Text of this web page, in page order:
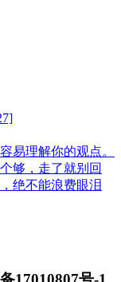
易理解你的观点。
够，走了就别回
绝不能浪费眼泪